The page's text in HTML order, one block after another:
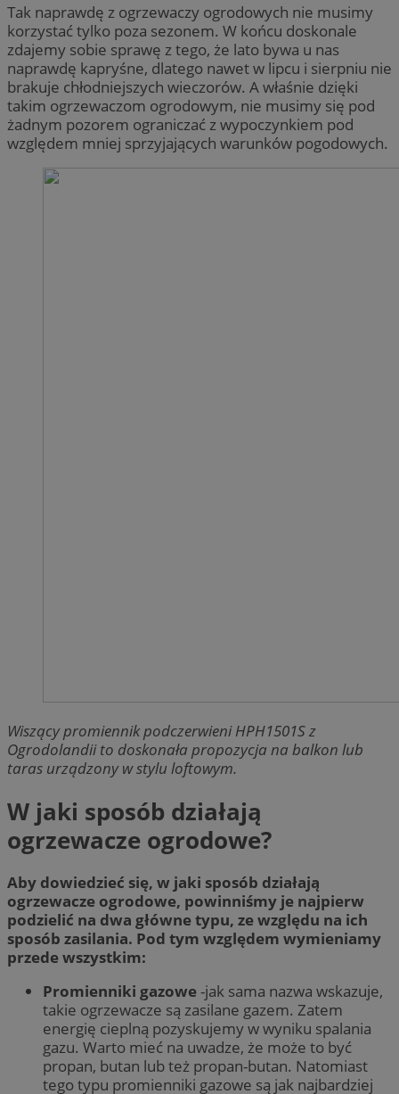
Tak naprawdę z ogrzewaczy ogrodowych nie musimy
korzystać tylko poza sezonem. W końcu doskonale
zdajemy sobie sprawę z tego, że lato bywa u nas
naprawdę kapryśne, dlatego nawet w lipcu i sierpniu nie
brakuje chłodniejszych wieczorów. A właśnie dzięki
takim ogrzewaczom ogrodowym, nie musimy się pod
żadnym pozorem ograniczać z wypoczynkiem pod
względem mniej sprzyjających warunków pogodowych.
Wiszący promiennik podczerwieni HPH1501S z
Ogrodolandii to doskonała propozycja na balkon lub
taras urządzony w stylu loftowym.
W jaki sposób działają
ogrzewacze ogrodowe?
Aby dowiedzieć się, w jaki sposób działają
ogrzewacze ogrodowe, powinniśmy je najpierw
podzielić na dwa główne typu, ze względu na ich
sposób zasilania. Pod tym względem wymieniamy
przede wszystkim:
Promienniki gazowe-jak sama nazwa wskazuje,
takie ogrzewacze są zasilane gazem. Zatem
energię cieplną pozyskujemy w wyniku spalania
gazu. Warto mieć na uwadze, że może to być
propan, butan lub też propan-butan. Natomiast
tego typu promienniki gazowe są jak najbardziej